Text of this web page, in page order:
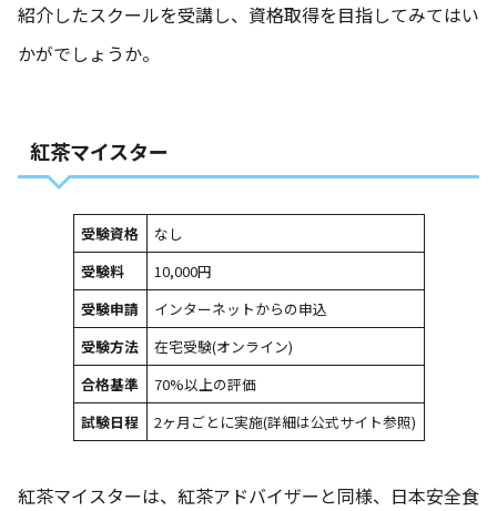
紹介したスクールを受講し、資格取得を目指してみてはい
かがでしょうか。
紅茶マイスター
受験資格
なし
受験料
10,000円
受験申請
インターネットからの申込
受験方法
在宅受験(オンライン)
合格基準
70%以上の評価
試験日程
2ヶ月ごとに実施(詳細は公式サイト参照)
紅茶マイスターは、紅茶アドバイザーと同様、日本安全食